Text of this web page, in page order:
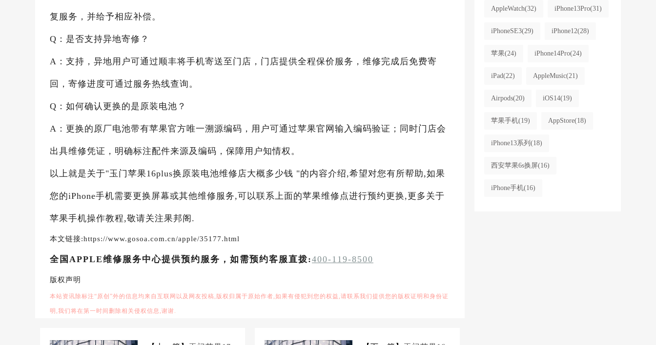
复服务，并给予相应补偿。
Q：是否支持异地寄修？
A：支持，异地用户可通过顺丰将手机寄送至门店，门店提供全程保价服务，维修完成后免费寄
回，寄修进度可通过服务热线查询。
Q：如何确认更换的是原装电池？
A：更换的原厂电池带有苹果官方唯一溯源编码，用户可通过苹果官网输入编码验证；同时门店会
出具维修凭证，明确标注配件来源及编码，保障用户知情权。
以上就是关于"玉门苹果16plus换原装电池维修店大概多少钱 "的内容介绍,希望对您有所帮助,如果
您的iPhone手机需要更换屏幕或其他维修服务,可以联系上面的苹果维修点进行预约更换,更多关于
苹果手机操作教程,敬请关注果邦阁.
本文链接:https://www.gosoa.com.cn/apple/35177.html
全国APPLE维修服务中心提供预约服务，如需预约客服直拨:400-119-8500
版权声明
本站资讯除标注“原创”外的信息均来自互联网以及网友投稿,版权归属于原始作者,如果有侵犯到您的权益,请联系我们提供您的版权证明和身份证
明,我们将在第一时间删除相关侵权信息,谢谢.
AppleWatch(32) iPhone13Pro(31)
iPhoneSE3(29) iPhone12(28)
苹果(24) iPhone14Pro(24)
iPad(22) AppleMusic(21)
Airpods(20) iOS14(19)
苹果手机(19) AppStore(18)
iPhone13系列 (18)
西安苹果6s换屏(16)
iPhone手机(16)